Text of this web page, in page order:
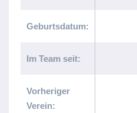
Geburtsdatum:
Im Team seit:
Vorheriger
Verein: